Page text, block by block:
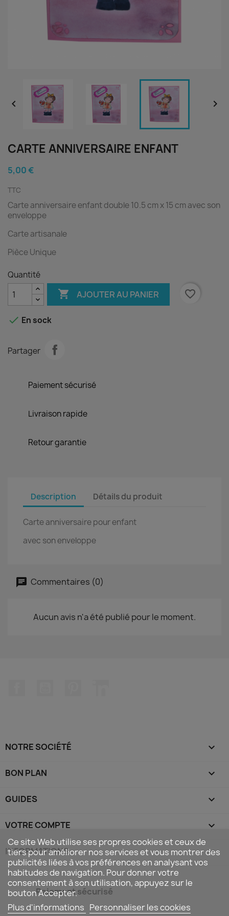
 
CARTE ANNIVERSAIRE ENFANT
5,00 €
TTC
Carte anniversaire enfant double 10.5 cm x 15 cm avec son
enveloppe
Carte artisanale
Pièce Unique
Quantité
 AJOUTER AU PANIER favorite_border
 En sock
Partager
Paiement sécurisé
Livraison rapide
Retour garantie
Description Détails du produit
Carte anniversaire pour enfant
avec son enveloppe
Commentaires (0)
Aucun avis n'a été publié pour le moment.
NOTRE SOCIÉTÉ 
BON PLAN 
GUIDES 
VOTRE COMPTE 
INFORMATIONS keyboard_arrow_down
Ce site Web utilise ses propres cookies et ceux de
tiers pour améliorer nos services et vous montrer des
publicités liées à vos préférences en analysant vos
habitudes de navigation. Pour donner votre
consentement à son utilisation, appuyez sur le
bouton Accepter.
Plus d'informations Personnaliser les cookies
Paiement sécurisé